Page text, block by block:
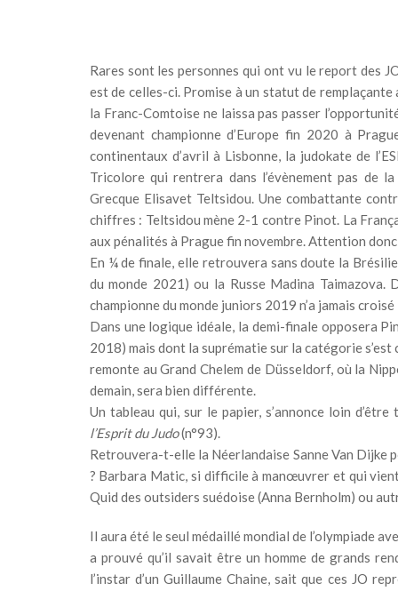
Rares sont les personnes qui ont vu le report des
est de celles-ci. Promise à un statut de
la Franc-Comtoise ne laissa pas passer
devenant championne d’Europe fin 2020 à
continentaux d’avril à Lisbonne, la judokate de
Tricolore qui rentrera dans l’évènement pas de
Grecque Elisavet Teltsidou. Une combattante
chiffres : Teltsidou mène 2-1 contre Pinot. La
aux pénalités à Prague fin novembre. Attention
En ¼ de finale, elle retrouvera sans doute la
du monde 2021) ou la Russe Madina
championne du monde juniors 2019 n’a jamais
Dans une logique idéale, la demi-finale opposera
2018) mais dont la suprématie sur la catégorie
remonte au Grand Chelem de Düsseldorf, où la
demain, sera bien différente.
Un tableau qui, sur le papier, s’annonce loin
l’Esprit du Judo(n°93).
Retrouvera-t-elle la Néerlandaise Sanne Van Dijke
? Barbara Matic, si difficile à manœuvrer et qui
Quid des outsiders suédoise (Anna Bernholm) ou
Il aura été le seul médaillé mondial de l’olympiade
a prouvé qu’il savait être un homme de grands
l’instar d’un Guillaume Chaine, sait que ces JO